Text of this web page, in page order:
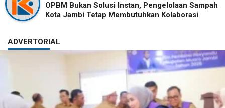
OPBM Bukan Solusi Instan, Pengelolaan Sampah
Kota Jambi Tetap Membutuhkan Kolaborasi
ADVERTORIAL